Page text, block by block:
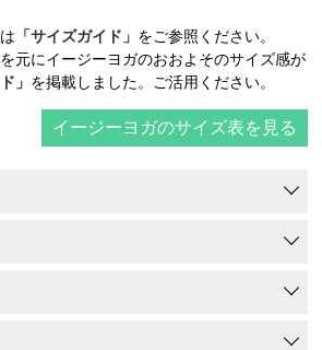
「サイズガイド」 をご参照ください。
元にイージーヨガのおおよそのサイズ感が
」 を掲載しました。ご活用ください。
イージーヨガのサイズ表を見る